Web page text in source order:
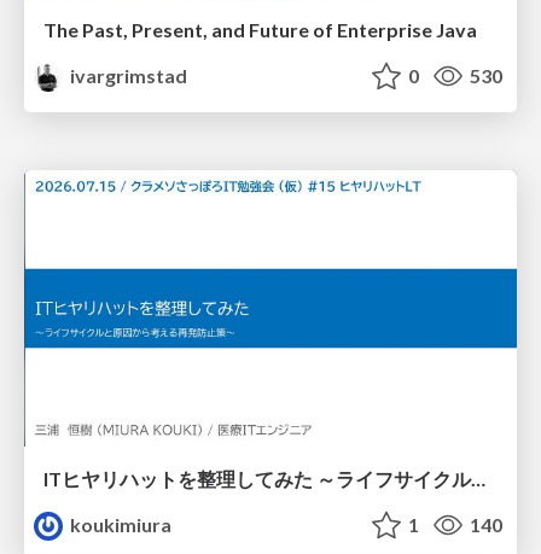
The Past, Present, and Future of Enterprise Java
ivargrimstad
0 530
ITヒヤリハットを整理してみた ～ライフサイクルと原因から考える再発防止策～
koukimiura
1 140